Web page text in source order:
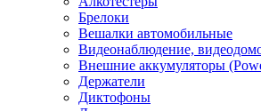
Брелоки
Вешалки автомобильные
Видеонаблюдение,
Внешние аккумуляторы
Держатели
Диктофоны